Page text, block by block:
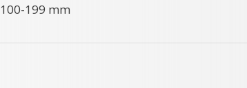
100-199 mm